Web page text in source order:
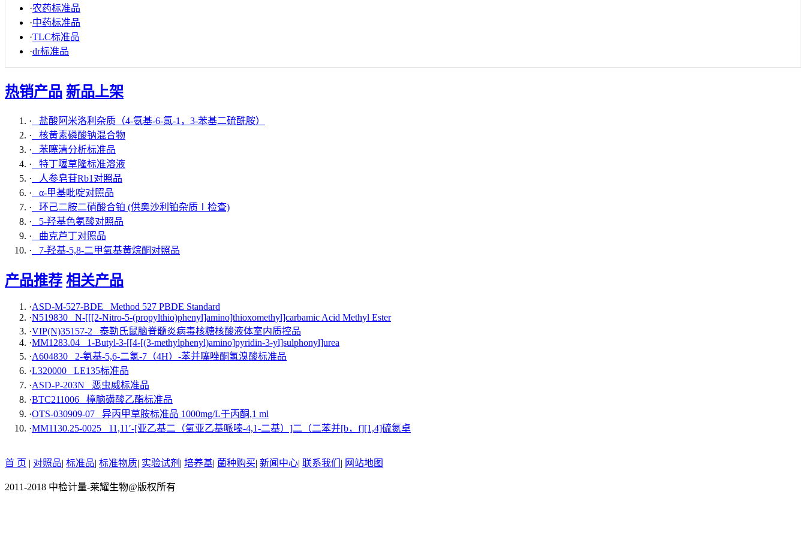
·农药标准品
·中药标准品
·TLC标准品
·dr标准品
热销产品 新品上架
· 盐酸阿米洛利杂质（4-氨基-6-氯-1，3-苯基二硫酰胺）
· 核黄素磷酸钠混合物
· 苯噻清分析标准品
· 特丁噻草隆标准溶液
· 人参皂苷Rb1对照品
· α-甲基吡啶对照品
· 环己二胺二硝酸合铂 (供奥沙利铂杂质Ⅰ检查)
· 5-羟基色氨酸对照品
· 曲克芦丁对照品
· 7-羟基-5,8-二甲氧基黄烷酮对照品
产品推荐 相关产品
·ASD-M-527-BDE Method 527 PBDE Standard
·N519830 N-[[[2-Nitro-5-(propylthio)phenyl]amino]thioxomethyl]carbamic Acid Methyl Ester
·VIP(N)35157-2 泰勒氏鼠脑脊髓炎病毒核糖核酸液体室内质控品
·MM1283.04 1-Butyl-3-[[4-[(3-methylphenyl)amino]pyridin-3-yl]sulphonyl]urea
·A604830 2-氨基-5,6-二氢-7（4H）-苯并噻唑酮氢溴酸标准品
·L320000 LE135标准品
·ASD-P-203N 恶虫威标准品
·BTC211006 樟脑磺酸乙酯标准品
·OTS-030909-07 异丙甲草胺标准品 1000mg/L于丙酮,1 ml
·MM1130.25-0025 11,11′-[亚乙基二（氧亚乙基哌嗪-4,1-二基）]二（二苯并[b，f][1,4]硫氮卓
首 页 | 对照品| 标准品| 标准物质| 实验试剂 | 培养基| 菌种购买| 新闻中心| 联系我们 | 网站地图
2011-2018 中检计量-莱耀生物@版权所有